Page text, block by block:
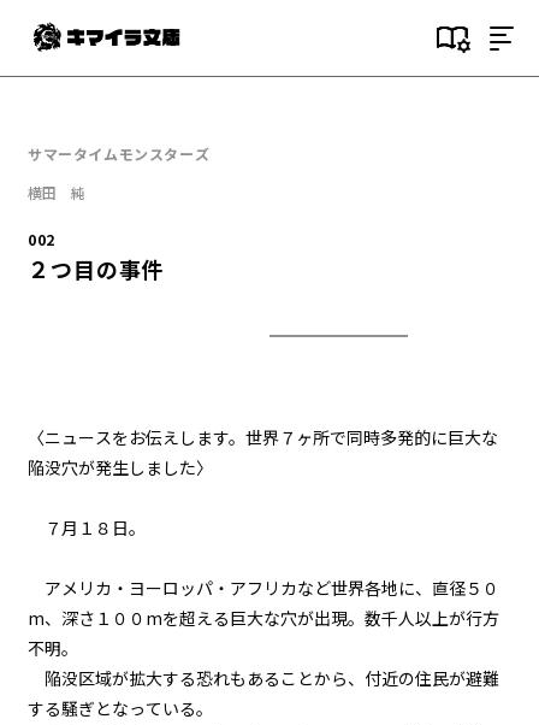
目次
瀬凪
005
７月３１日：(NOT) GAME OVER
006
サマータイムモンスターズ
横田 純
002
２つ目の事件
〈ニュースをお伝えします。世界７ヶ所で同時多発的に巨大な
陥没穴が発生しました〉
７月１８日。
アメリカ・ヨーロッパ・アフリカなど世界各地に、直径５０
m、深さ１００mを超える巨大な穴が出現。数千人以上が行方
不明。
陥没区域が拡大する恐れもあることから、付近の住民が避難
する騒ぎとなっている。